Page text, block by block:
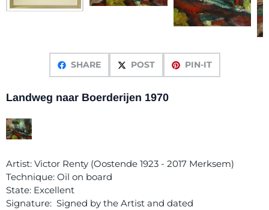
SHARE POST PIN-IT
Landweg naar Boerderijen 1970
Artist: Victor Renty (Oostende 1923 - 2017 Merksem)
Technique: Oil on board
State: Excellent
Signature: Signed by the Artist and dated